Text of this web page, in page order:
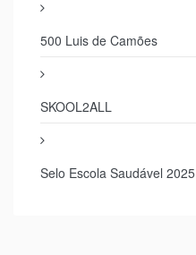
500 Luis de Camões
SKOOL2ALL
Selo Escola Saudável 2025